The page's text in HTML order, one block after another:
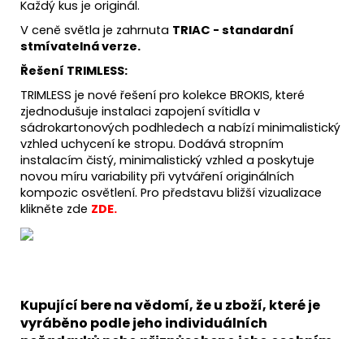
Každý kus je originál.
V ceně světla je zahrnuta TRIAC - standardní
stmívatelná verze.
Řešení TRIMLESS:
TRIMLESS je nové řešení pro kolekce BROKIS, které
zjednodušuje instalaci zapojení svítidla v
sádrokartonových podhledech a nabízí minimalistický
vzhled uchycení ke stropu. Dodává stropním
instalacím čistý, minimalistický vzhled a poskytuje
novou míru variability při vytváření originálních
kompozic osvětlení. Pro představu bližší vizualizace
klikněte zde ZDE.
Kupující bere na vědomí, že u zboží, které je
vyráběno podle jeho individuálních